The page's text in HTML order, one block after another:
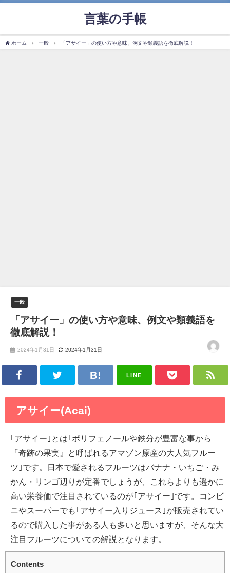
言葉の手帳
ホーム 一般 「アサイー」の使い方や意味、例文や類義語を徹底解説！
一般
「アサイー」の使い方や意味、例文や類義語を
徹底解説！
2024年1月31日 2024年1月31日
LINE
アサイー(Acai)
｢アサイー｣とは｢ポリフェノールや鉄分が豊富な事から
『奇跡の果実』と呼ばれるアマゾン原産の大人気フルー
ツ｣です。日本で愛されるフルーツはバナナ・いちご・み
かん・リンゴ辺りが定番でしょうが、これらよりも遥かに
高い栄養価で注目されているのが｢アサイー｣です。コンビ
ニやスーパーでも｢アサイー入りジュース｣が販売されてい
るので購入した事がある人も多いと思いますが、そんな大
注目フルーツについての解説となります。
Contents